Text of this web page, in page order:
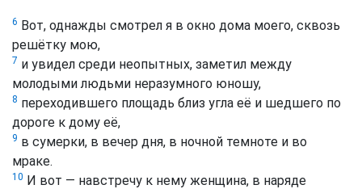
6 Вот, однажды смотрел я в окно дома моего, сквозь
решётку мою,
7 и увидел среди неопытных, заметил между
молодыми людьми неразумного юношу,
8 переходившего площадь близ угла её и шедшего по
дороге к дому её,
9 в сумерки, в вечер дня, в ночной темноте и во
мраке.
10 И вот — навстречу к нему женщина, в наряде